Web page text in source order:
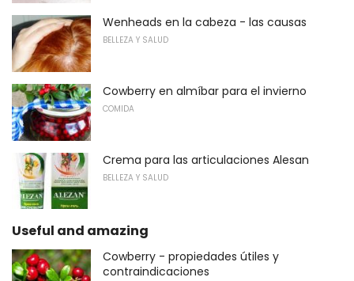
Wenheads en la cabeza - las causas
BELLEZA Y SALUD
Cowberry en almíbar para el invierno
COMIDA
Crema para las articulaciones Alesan
BELLEZA Y SALUD
Useful and amazing
Cowberry - propiedades útiles y
contraindicaciones